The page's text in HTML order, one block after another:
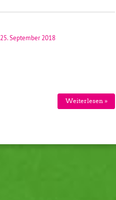
25. September 2018
Weiterlesen »